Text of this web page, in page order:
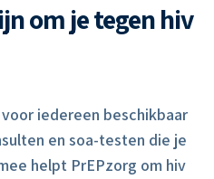
om je tegen hiv
iedereen beschikbaar
en soa-testen die je
helpt PrEPzorg om hiv